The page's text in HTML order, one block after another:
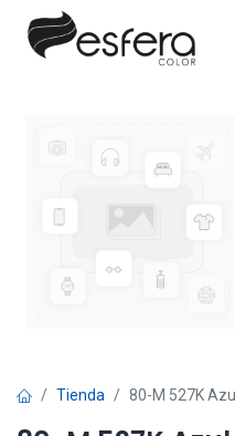
Tienda 80-M 527K